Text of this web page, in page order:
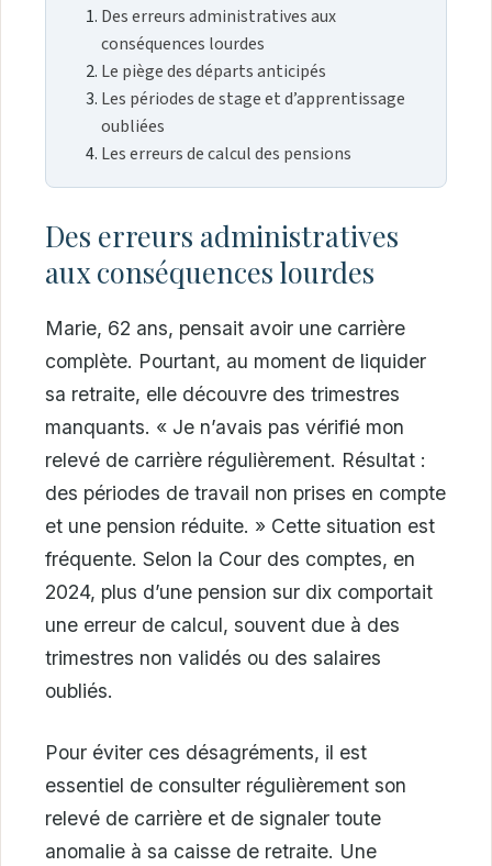
Des erreurs administratives aux
conséquences lourdes
Le piège des départs anticipés
Les périodes de stage et d’apprentissage
oubliées
Les erreurs de calcul des pensions
Des erreurs administratives
aux conséquences lourdes
Marie, 62 ans, pensait avoir une carrière
complète. Pourtant, au moment de liquider
sa retraite, elle découvre des trimestres
manquants. « Je n’avais pas vérifié mon
relevé de carrière régulièrement. Résultat :
des périodes de travail non prises en compte
et une pension réduite. » Cette situation est
fréquente. Selon la Cour des comptes, en
2024, plus d’une pension sur dix comportait
une erreur de calcul, souvent due à des
trimestres non validés ou des salaires
oubliés.
Pour éviter ces désagréments, il est
essentiel de consulter régulièrement son
relevé de carrière et de signaler toute
anomalie à sa caisse de retraite. Une